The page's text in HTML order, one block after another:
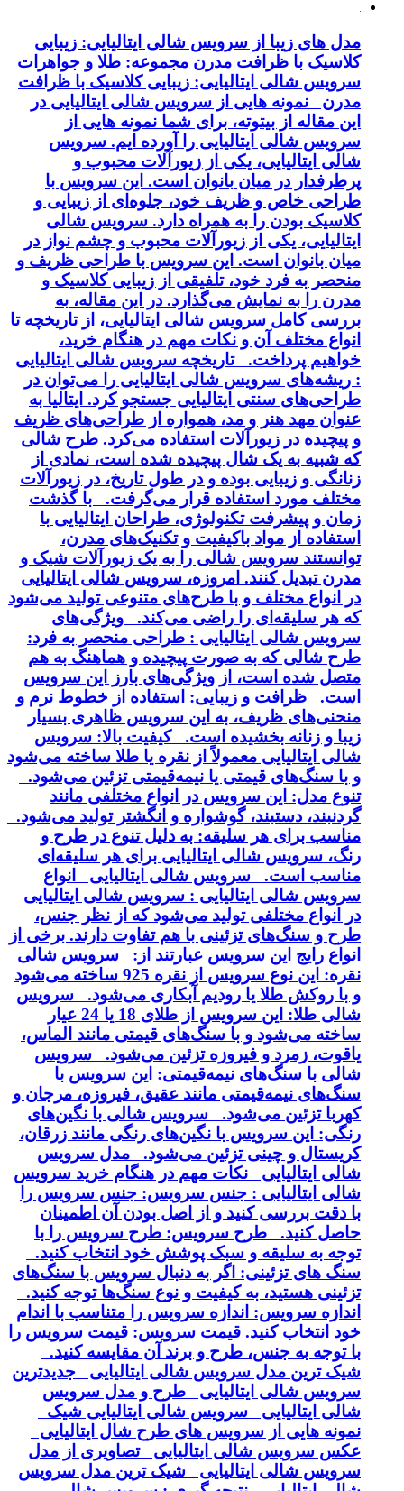
مدل های زیبا از سرویس شالی ایتالیایی: زیبایی
کلاسیک با ظرافت مدرن مجموعه: طلا و جواهرات
سرویس شالی ایتالیایی: زیبایی کلاسیک با ظرافت
مدرن نمونه هایی از سرویس شالی ایتالیایی در
این مقاله از بیتوته، برای شما نمونه هایی از
سرویس شالی ایتالیایی را آورده ایم. سرویس
شالی ایتالیایی، یکی از زیورآلات محبوب و
پرطرفدار در میان بانوان است. این سرویس با
طراحی خاص و ظریف خود، جلوه‌ای از زیبایی و
کلاسیک بودن را به همراه دارد. سرویس شالی
ایتالیایی، یکی از زیورآلات محبوب و چشم نواز در
میان بانوان است. این سرویس با طراحی ظریف و
منحصر به فرد خود، تلفیقی از زیبایی کلاسیک و
مدرن را به نمایش می‌گذارد. در این مقاله، به
بررسی کامل سرویس شالی ایتالیایی، از تاریخچه تا
انواع مختلف آن و نکات مهم در هنگام خرید،
خواهیم پرداخت. تاریخچه سرویس شالی ایتالیایی
: ریشه‌های سرویس شالی ایتالیایی را می‌توان در
طراحی‌های سنتی ایتالیایی جستجو کرد. ایتالیا به
عنوان مهد هنر و مد، همواره از طراحی‌های ظریف
و پیچیده در زیورآلات استفاده می‌کرد. طرح شالی
که شبیه به یک شال پیچیده شده است، نمادی از
زنانگی و زیبایی بوده و در طول تاریخ، در زیورآلات
مختلف مورد استفاده قرار می‌گرفت. با گذشت
زمان و پیشرفت تکنولوژی، طراحان ایتالیایی با
استفاده از مواد باکیفیت و تکنیک‌های مدرن،
توانستند سرویس شالی را به یک زیورآلات شیک و
مدرن تبدیل کنند. امروزه، سرویس شالی ایتالیایی
در انواع مختلف و با طرح‌های متنوعی تولید می‌شود
که هر سلیقه‌ای را راضی می‌کند. ویژگی‌های
سرویس شالی ایتالیایی : طراحی منحصر به فرد:
طرح شالی که به صورت پیچیده و هماهنگ به هم
متصل شده است، از ویژگی‌های بارز این سرویس
است. ظرافت و زیبایی: استفاده از خطوط نرم و
منحنی‌های ظریف، به این سرویس ظاهری بسیار
زیبا و زنانه بخشیده است. کیفیت بالا: سرویس
شالی ایتالیایی معمولاً از نقره یا طلا ساخته می‌شود
و با سنگ‌های قیمتی یا نیمه‌قیمتی تزئین می‌شود.
تنوع مدل: این سرویس در انواع مختلفی مانند
گردنبند، دستبند، گوشواره و انگشتر تولید می‌شود.
مناسب برای هر سلیقه: به دلیل تنوع در طرح و
رنگ، سرویس شالی ایتالیایی برای هر سلیقه‌ای
مناسب است. سرویس شالی ایتالیایی انواع
سرویس شالی ایتالیایی : سرویس شالی ایتالیایی
در انواع مختلفی تولید می‌شود که از نظر جنس،
طرح و سنگ‌های تزئینی با هم تفاوت دارند. برخی از
انواع رایج این سرویس عبارتند از: سرویس شالی
نقره: این نوع سرویس از نقره 925 ساخته می‌شود
و با روکش طلا یا رودیم آبکاری می‌شود. سرویس
شالی طلا: این سرویس از طلای 18 یا 24 عیار
ساخته می‌شود و با سنگ‌های قیمتی مانند الماس،
یاقوت، زمرد و فیروزه تزئین می‌شود. سرویس
شالی با سنگ‌های نیمه‌قیمتی: این سرویس با
سنگ‌های نیمه‌قیمتی مانند عقیق، فیروزه، مرجان و
کهربا تزئین می‌شود. سرویس شالی با نگین‌های
رنگی: این سرویس با نگین‌های رنگی مانند زرقان،
کریستال و چینی تزئین می‌شود. مدل سرویس
شالی ایتالیایی نکات مهم در هنگام خرید سرویس
شالی ایتالیایی : جنس سرویس: جنس سرویس را
با دقت بررسی کنید و از اصل بودن آن اطمینان
حاصل کنید. طرح سرویس: طرح سرویس را با
توجه به سلیقه و سبک پوشش خود انتخاب کنید.
سنگ های تزئینی: اگر به دنبال سرویس با سنگ‌های
تزئینی هستید، به کیفیت و نوع سنگ‌ها توجه کنید.
اندازه سرویس: اندازه سرویس را متناسب با اندام
خود انتخاب کنید. قیمت سرویس: قیمت سرویس را
با توجه به جنس، طرح و برند آن مقایسه کنید.
شیک ترین مدل سرویس شالی ایتالیایی جدیدترین
سرویس شالی ایتالیایی طرح و مدل سرویس
شالی ایتالیایی سرویس شالی ایتالیایی شیک
نمونه هایی از سرویس های طرح شال ایتالیایی
عکس سرویس شالی ایتالیایی تصاویری از مدل
سرویس شالی ایتالیایی شیک ترین مدل سرویس